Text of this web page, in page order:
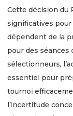
Cette décision du
significatives
dépendent de la
pour des séances
sélectionneurs,
essentiel pour
tournoi
l’incertitude